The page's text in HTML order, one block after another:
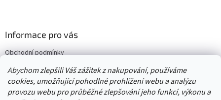
Abychom zlepšili Váš zážitek z nakupování, používáme
cookies, umožňující pohodlné prohlížení webu a analýzu
provozu webu pro průběžné zlepšování jeho funkcí, výkonu a
í
Informace pro vás
Obchodní podmínky
Vrácení/výměna/reklamace
Velkoobchod